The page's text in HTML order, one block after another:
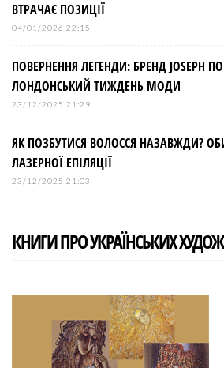
ВТРАЧАЄ ПОЗИЦІЇ
04/01/2026 22:15
ПОВЕРНЕННЯ ЛЕГЕНДИ: БРЕНД JOSEPH
ЛОНДОНСЬКИЙ ТИЖДЕНЬ МОДИ
23/12/2025 21:29
ЯК ПОЗБУТИСЯ ВОЛОССЯ НАЗАВЖДИ?
ЛАЗЕРНОЇ ЕПІЛЯЦІЇ
23/12/2025 21:03
КНИГИ ПРО УКРАЇНСЬКИХ